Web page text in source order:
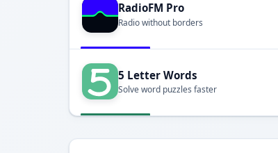
RadioFM Pro
Radio without borders
5 Letter Words
Solve word puzzles faster